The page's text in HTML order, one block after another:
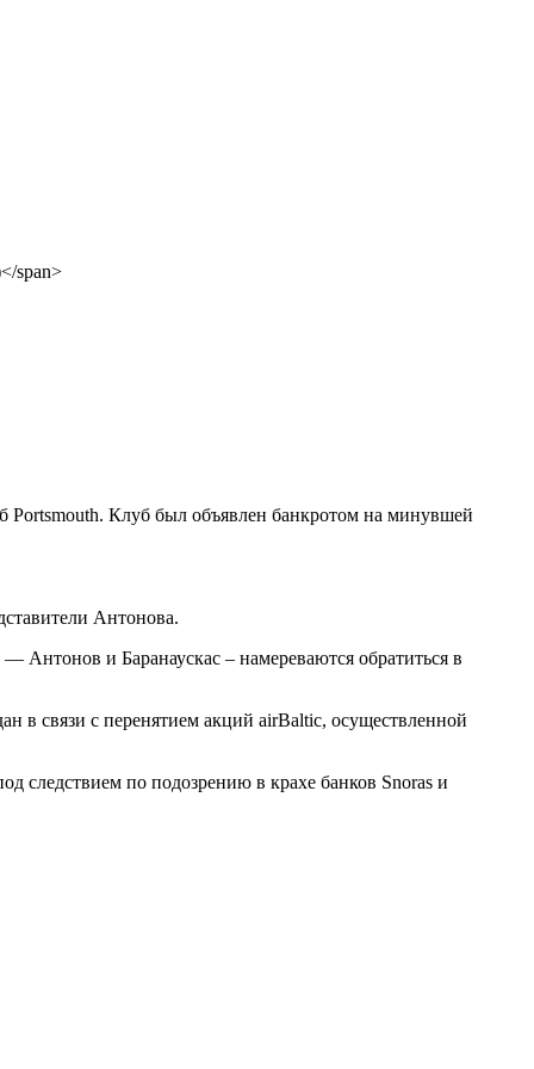
Portsmouth. Клуб был объявлен банкротом на минувшей
Антонова.
Антонов и Баранаускас – намереваются обратиться в
в связи с перенятием акций airBaltic, осуществленной
следствием по подозрению в крахе банков Snoras и